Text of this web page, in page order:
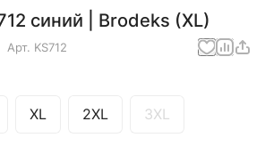
синий | Brodeks (XL)
Арт. KS712
XL 2XL 3XL